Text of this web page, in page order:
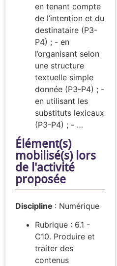
en tenant compte
de l’intention et du
destinataire (P3-
P4) ; - en
l’organisant selon
une structure
textuelle simple
donnée (P3-P4) ; -
en utilisant les
substituts lexicaux
(P3-P4) ; - …
Élément(s)
mobilisé(s) lors
de l'activité
proposée
Discipline : Numérique
Rubrique : 6.1 -
C10. Produire et
traiter des
contenus